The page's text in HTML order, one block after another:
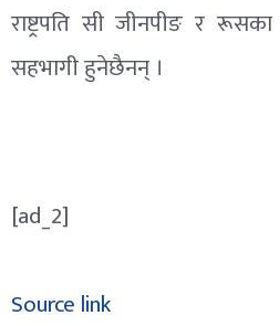
राष्ट्रपति सी जीनपीङ र रूसका
सहभागी हुनेछैनन् ।
[ad_2]
Source link